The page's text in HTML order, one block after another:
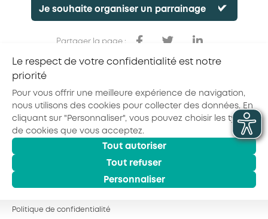
Je souhaite organiser un parrainage
Partager la page :
© 2026 - AKTO - Tous droits réservés
Le respect de votre confidentialité est notre
priorité
Pour vous offrir une meilleure expérience de navigation,
nous utilisons des cookies pour collecter des données. En
cliquant sur "Personnaliser", vous pouvez choisir les types
de cookies que vous acceptez.
Tout autoriser
Tout refuser
Personnaliser
Politique de confidentialité